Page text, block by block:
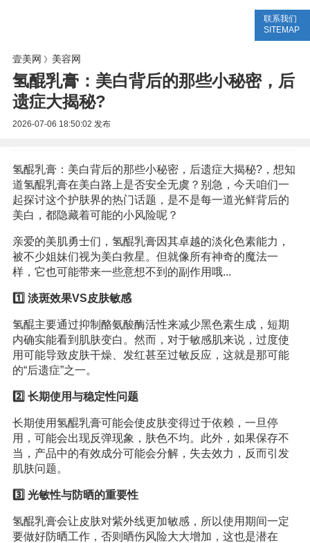
联系我们
SITEMAP
壹美网 》 美容网
氢醌乳膏：美白背后的那些小秘密，后
遗症大揭秘?
2026-07-06 18:50:02 发布
氢醌乳膏：美白背后的那些小秘密，后遗症大揭秘?，想知
道氢醌乳膏在美白路上是否安全无虞？别急，今天咱们一
起探讨这个护肤界的热门话题，是不是每一道光鲜背后的
美白，都隐藏着可能的小风险呢？
亲爱的美肌勇士们，氢醌乳膏因其卓越的淡化色素能力，
被不少姐妹们视为美白救星。但就像所有神奇的魔法一
样，它也可能带来一些意想不到的副作用哦...
1️⃣ 淡斑效果VS皮肤敏感
氢醌主要通过抑制酪氨酸酶活性来减少黑色素生成，短期
内确实能看到肌肤变白。然而，对于敏感肌来说，过度使
用可能导致皮肤干燥、发红甚至过敏反应，这就是那可能
的“后遗症”之一。
2️⃣ 长期使用与稳定性问题
长期使用氢醌乳膏可能会使皮肤变得过于依赖，一旦停
用，可能会出现反弹现象，肤色不均。此外，如果保存不
当，产品中的有效成分可能会分解，失去效力，反而引发
肌肤问题。
3️⃣ 光敏性与防晒的重要性
氢醌乳膏会让皮肤对紫外线更加敏感，所以使用期间一定
要做好防晒工作，否则晒伤风险大大增加，这也是潜在